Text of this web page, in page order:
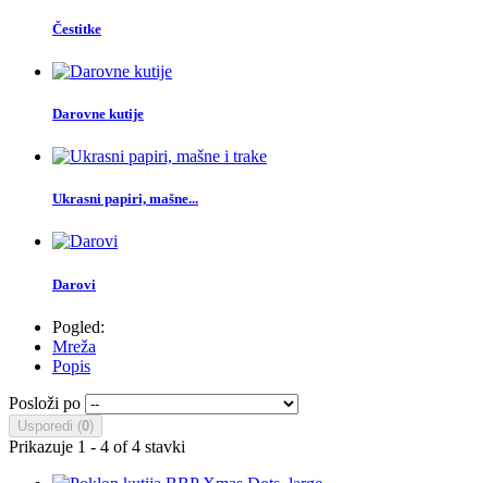
Čestitke
Darovne kutije
Ukrasni papiri, mašne...
Darovi
Pogled:
Mreža
Popis
Posloži po
Usporedi (0)
Prikazuje 1 - 4 of 4 stavki